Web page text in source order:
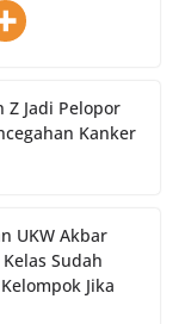
Z Jadi Pelopor
Kanker
UKW Akbar
Sudah
Jika